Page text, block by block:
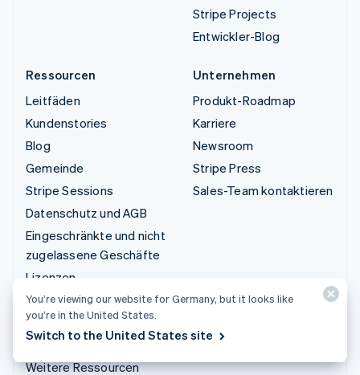
Stripe Projects
Entwickler-Blog
Ressourcen
Leitfäden
Kundenstories
Blog
Gemeinde
Stripe Sessions
Datenschutz und AGB
Eingeschränkte und nicht
zugelassene Geschäfte
Lizenzen
Sitemap
Cookie-Einstellungen
Impressum
Weitere Ressourcen
Unternehmen
Produkt-Roadmap
Karriere
Newsroom
Stripe Press
Sales-Team kontaktieren
You’re viewing our website for Germany, but it looks like
you’re in the United States.
Switch to the United States site